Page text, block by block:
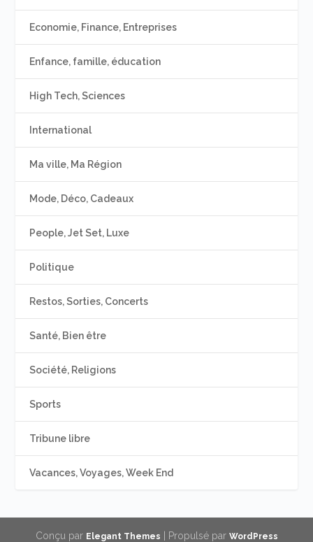
Economie, Finance, Entreprises
Enfance, famille, éducation
High Tech, Sciences
International
Ma ville, Ma Région
Mode, Déco, Cadeaux
People, Jet Set, Luxe
Politique
Restos, Sorties, Concerts
Santé, Bien être
Société, Religions
Sports
Tribune libre
Vacances, Voyages, Week End
Conçu par Elegant Themes | Propulsé par WordPress